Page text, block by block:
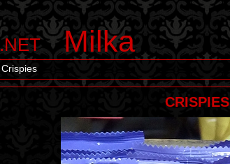
.NET Milka
Crispies
CRISPIES